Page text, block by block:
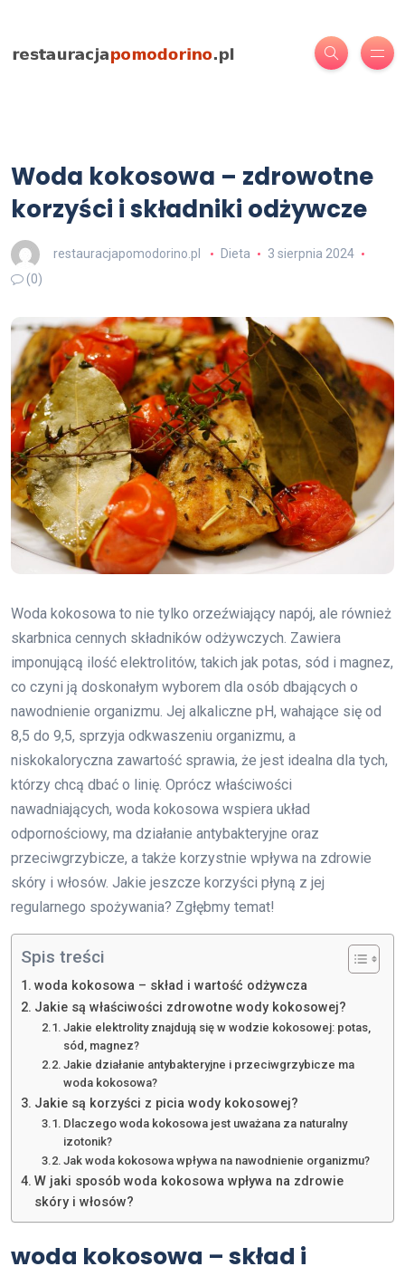
Woda kokosowa – zdrowotne
korzyści i składniki odżywcze
restauracjapomodorino.pl Dieta
3 sierpnia 2024
(0)
Woda kokosowa to nie tylko orzeźwiający napój, ale również
skarbnica cennych składników odżywczych. Zawiera
imponującą ilość elektrolitów, takich jak potas, sód i magnez,
co czyni ją doskonałym wyborem dla osób dbających o
nawodnienie organizmu. Jej alkaliczne pH, wahające się od
8,5 do 9,5, sprzyja odkwaszeniu organizmu, a
niskokaloryczna zawartość sprawia, że jest idealna dla tych,
którzy chcą dbać o linię. Oprócz właściwości
nawadniających, woda kokosowa wspiera układ
odpornościowy, ma działanie antybakteryjne oraz
przeciwgrzybicze, a także korzystnie wpływa na zdrowie
skóry i włosów. Jakie jeszcze korzyści płyną z jej
regularnego spożywania? Zgłębmy temat!
Spis treści
woda kokosowa – skład i wartość odżywcza
Jakie są właściwości zdrowotne wody kokosowej?
Jakie elektrolity znajdują się w wodzie kokosowej: potas,
sód, magnez?
Jakie działanie antybakteryjne i przeciwgrzybicze ma
woda kokosowa?
Jakie są korzyści z picia wody kokosowej?
Dlaczego woda kokosowa jest uważana za naturalny
izotonik?
Jak woda kokosowa wpływa na nawodnienie organizmu?
W jaki sposób woda kokosowa wpływa na zdrowie
skóry i włosów?
woda kokosowa – skład i